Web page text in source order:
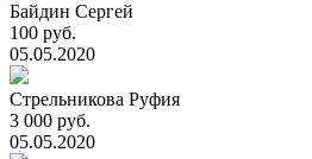
Байдин Сергей
100 руб.
05.05.2020
Стрельникова Руфия
3 000 руб.
05.05.2020